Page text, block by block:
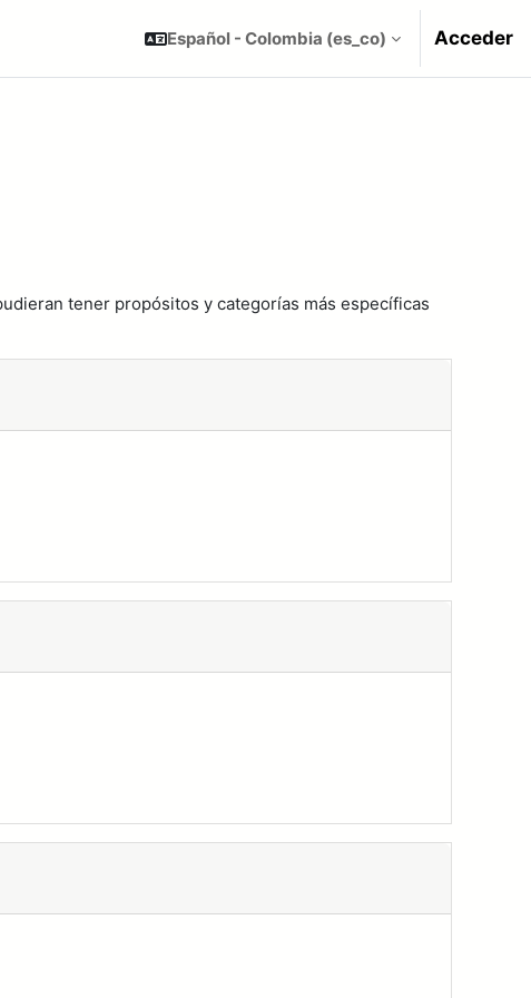
Español - Colombia ‎(es_co)‎ Acceder
tener propósitos y categorías más específicas